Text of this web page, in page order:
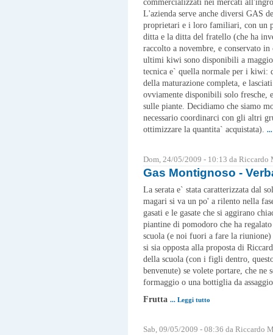
commercializzati nei mercati
L'azienda serve anche diversi GAS
proprietari e i loro familiari, con un
ditta e la ditta del fratello (che ha
raccolto a novembre, e conservato
ultimi kiwi sono disponibili a
tecnica e` quella normale per i kiwi:
della maturazione completa, e
ovviamente disponibili solo fresche,
sulle piante. Decidiamo che siamo
necessario coordinarci con gli altri
ottimizzare la quantita` acquistata).
Dom, 24/05/2009 - 10:13 da Riccardo
Gas Montignoso -
La serata e` stata caratterizzata dal
magari si va un po' a rilento nella
gasati e le gasate che si aggirano
piantine di pomodoro che ha
scuola (e noi fuori a fare la riunione)
si sia opposta alla proposta di
della scuola (con i figli dentro,
benvenute) se volete portare, che
formaggio o una bottiglia da
Frutta ... Leggi tutto
Sab, 09/05/2009 - 08:36 da Riccardo